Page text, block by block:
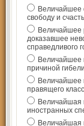
Величайшее
свободу и
Величайшее
доказавшее
справедливого
Величайшее
причиной
Величайшее
правящего
Величайшая
иностранных
Величайшая